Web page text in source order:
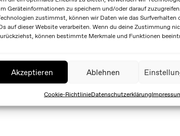
Geräteinformationen zu speichern und/oder darauf
zustimmst, können wir Daten wie das Surfverhalten
auf dieser Website verarbeiten. Wenn du deine Zustimmung
können bestimmte Merkmale und Funktionen
Akzeptieren Ablehnen
Cookie-RichtlinieDatenschutzerklärung